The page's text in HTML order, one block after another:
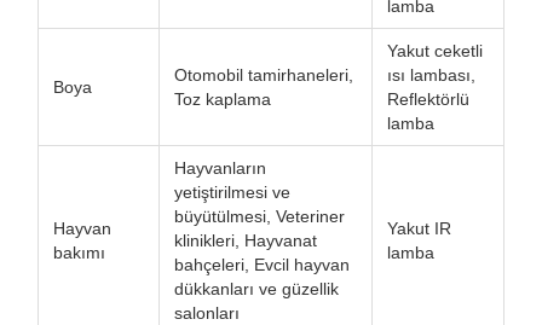
lamba
Boya
Otomobil tamirhaneleri,
Toz kaplama
Yakut ceketli
ısı lambası,
Reflektörlü
lamba
Hayvan
bakımı
Hayvanların
yetiştirilmesi ve
büyütülmesi, Veteriner
klinikleri, Hayvanat
bahçeleri, Evcil hayvan
dükkanları ve güzellik
salonları
Yakut IR
lamba